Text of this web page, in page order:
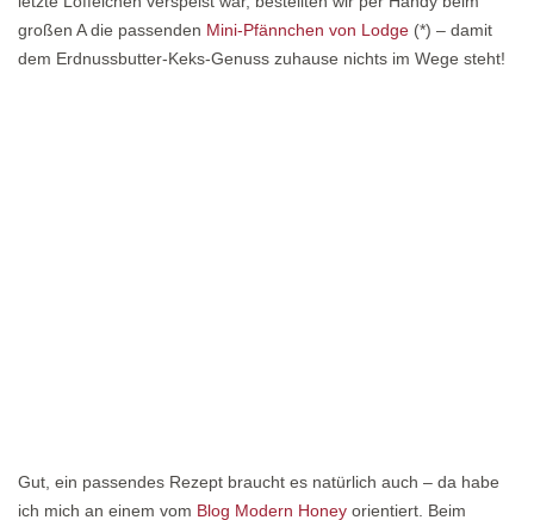
großen A die passenden Mini-Pfännchen von Lodge (*) – damit
dem Erdnussbutter-Keks-Genuss zuhause nichts im Wege steht!
Gut, ein passendes Rezept braucht es natürlich auch – da habe
ich mich an einem vom Blog Modern Honey orientiert. Beim